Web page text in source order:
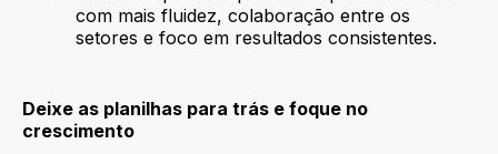
com mais fluidez, colaboração entre os
setores e foco em resultados consistentes.
Deixe as planilhas para trás e foque no
crescimento